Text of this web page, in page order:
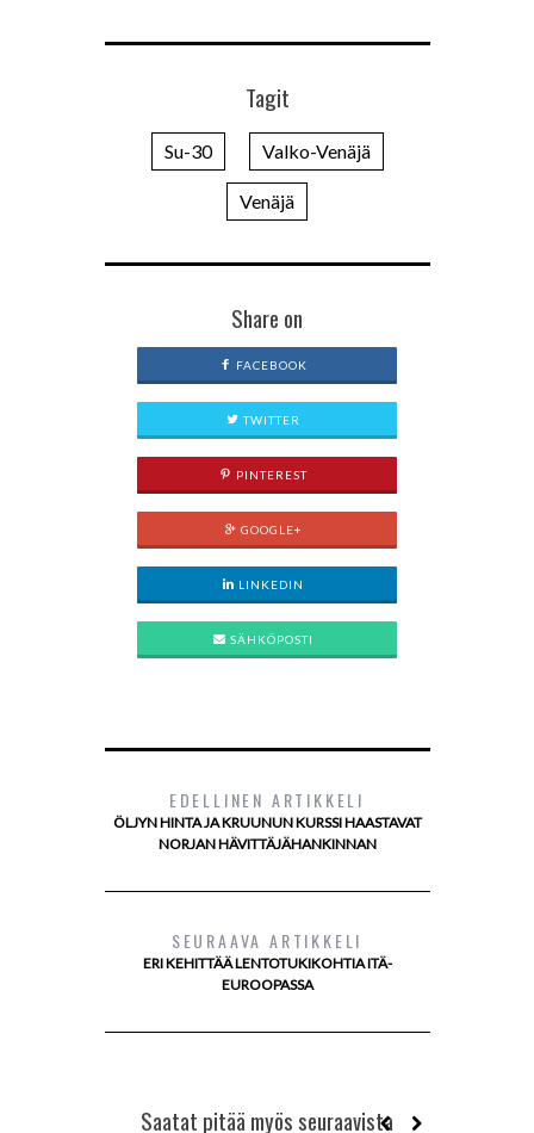
Tagit
Su-30 Valko-Venäjä
Venäjä
Share on
FACEBOOK
TWITTER
PINTEREST
GOOGLE+
LINKEDIN
SÄHKÖPOSTI
EDELLINEN ARTIKKELI
ÖLJYN HINTA JA KRUUNUN KURSSI HAASTAVAT
NORJAN HÄVITTÄJÄHANKINNAN
SEURAAVA ARTIKKELI
ERI KEHITTÄÄ LENTOTUKIKOHTIA ITÄ-
EUROOPASSA
Saatat pitää myös seuraavista